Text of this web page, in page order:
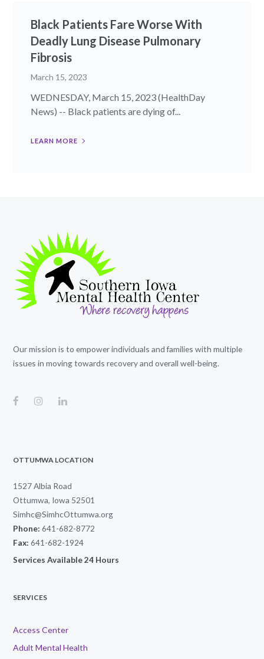
Black Patients Fare Worse With
Deadly Lung Disease Pulmonary
Fibrosis
March 15, 2023
WEDNESDAY, March 15, 2023 (HealthDay
News) -- Black patients are dying of...
LEARN MORE
Our mission is to empower individuals and families with multiple
issues in moving towards recovery and overall well-being.
OTTUMWA LOCATION
1527 Albia Road
Ottumwa, Iowa 52501
Simhc@SimhcOttumwa.org
Phone: 641-682-8772
Fax: 641-682-1924
Services Available 24 Hours
SERVICES
Access Center
Adult Mental Health